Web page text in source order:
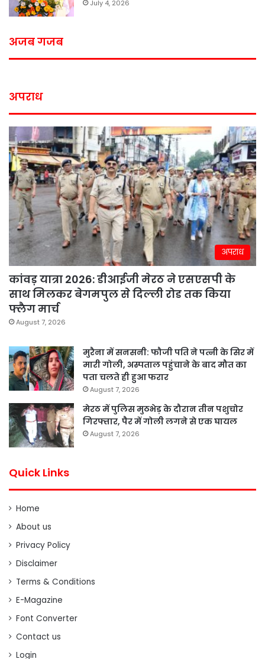
July 4, 2026
अजब गजब
अपराध
अपराध
कांवड़ यात्रा 2026: डीआईजी मेरठ ने एसएसपी के
साथ मिलकर बेगमपुल से दिल्ली रोड तक किया
फ्लैग मार्च
August 7, 2026
मुरैना में सनसनी: फौजी पति ने पत्नी के सिर में
मारी गोली, अस्पताल पहुंचाने के बाद मौत का
पता चलते ही हुआ फरार
August 7, 2026
मेरठ में पुलिस मुठभेड़ के दौरान तीन पशुचोर
गिरफ्तार, पैर में गोली लगने से एक घायल
August 7, 2026
Quick Links
Home
About us
Privacy Policy
Disclaimer
Terms & Conditions
E-Magazine
Font Converter
Contact us
Login